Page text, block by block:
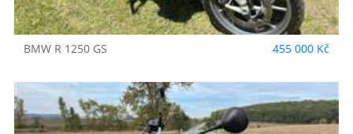
BMW R 1250 GS 455 000 Kč